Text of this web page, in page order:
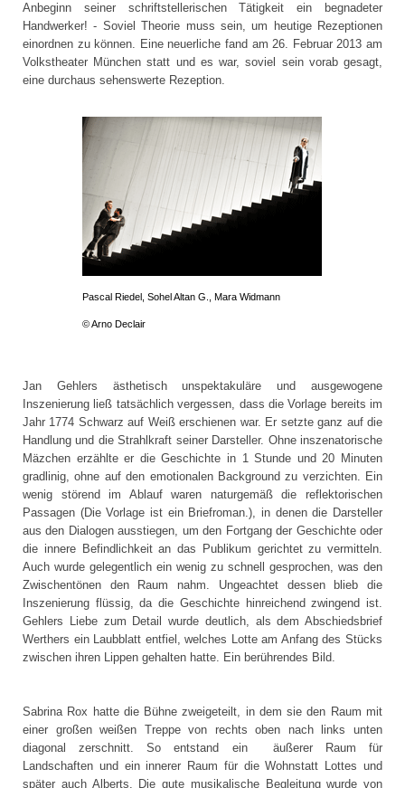
Anbeginn seiner schriftstellerischen Tätigkeit ein begnadeter
Handwerker! - Soviel Theorie muss sein, um heutige Rezeptionen
einordnen zu können. Eine neuerliche fand am 26. Februar 2013 am
Volkstheater München statt und es war, soviel sein vorab gesagt,
eine durchaus sehenswerte Rezeption.
Pascal Riedel, Sohel Altan G., Mara Widmann
© Arno Declair
Jan Gehlers ästhetisch unspektakuläre und ausgewogene
Inszenierung ließ tatsächlich vergessen, dass die Vorlage bereits im
Jahr 1774 Schwarz auf Weiß erschienen war. Er setzte ganz auf die
Handlung und die Strahlkraft seiner Darsteller. Ohne inszenatorische
Mäzchen erzählte er die Geschichte in 1 Stunde und 20 Minuten
gradlinig, ohne auf den emotionalen Background zu verzichten. Ein
wenig störend im Ablauf waren naturgemäß die reflektorischen
Passagen (Die Vorlage ist ein Briefroman.), in denen die Darsteller
aus den Dialogen ausstiegen, um den Fortgang der Geschichte oder
die innere Befindlichkeit an das Publikum gerichtet zu vermitteln.
Auch wurde gelegentlich ein wenig zu schnell gesprochen, was den
Zwischentönen den Raum nahm. Ungeachtet dessen blieb die
Inszenierung flüssig, da die Geschichte hinreichend zwingend ist.
Gehlers Liebe zum Detail wurde deutlich, als dem Abschiedsbrief
Werthers ein Laubblatt entfiel, welches Lotte am Anfang des Stücks
zwischen ihren Lippen gehalten hatte. Ein berührendes Bild.
Sabrina Rox hatte die Bühne zweigeteilt, in dem sie den Raum mit
einer großen weißen Treppe von rechts oben nach links unten
diagonal zerschnitt. So entstand ein äußerer Raum für
Landschaften und ein innerer Raum für die Wohnstatt Lottes und
später auch Alberts. Die gute musikalische Begleitung wurde von